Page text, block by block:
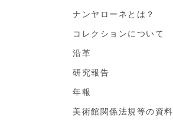
ナンヤローネとは？
コレクションについて
沿革
研究報告
年報
美術館関係法規等の資料